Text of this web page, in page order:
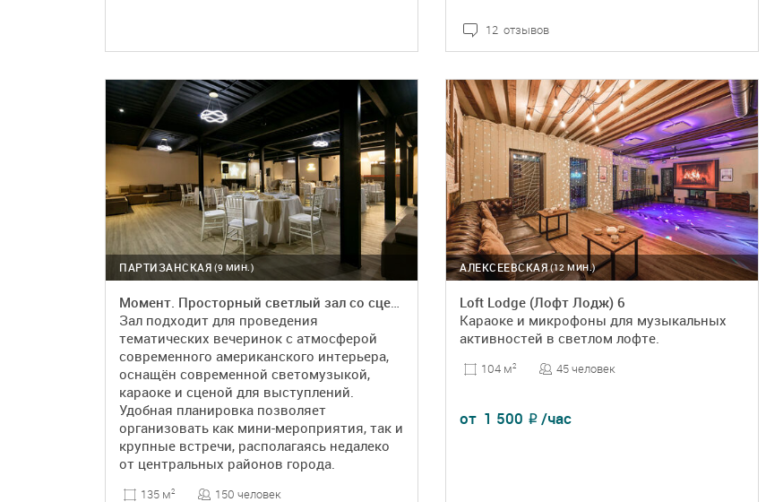
12 отзывов
(9 МИН.)
ПАРТИЗАНСКАЯ
Момент. Просторный светлый зал со сценой, светомузыкой и караоке
Зал подходит для проведения
тематических вечеринок с атмосферой
современного американского интерьера,
оснащён современной светомузыкой,
караоке и сценой для выступлений.
Удобная планировка позволяет
организовать как мини-мероприятия, так и
крупные встречи, располагаясь недалеко
от центральных районов города.
135 м2 150 человек
(12 МИН.)
АЛЕКСЕЕВСКАЯ
Loft Lodge (Лофт Лодж) 6
Караоке и микрофоны для музыкальных
активностей в светлом лофте.
104 м2 45 человек
от 1 500 ₽ /час